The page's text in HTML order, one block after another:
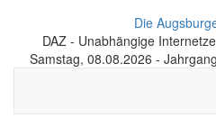
Die
DAZ - Unabhängige
Samstag, 08.08.2026 -